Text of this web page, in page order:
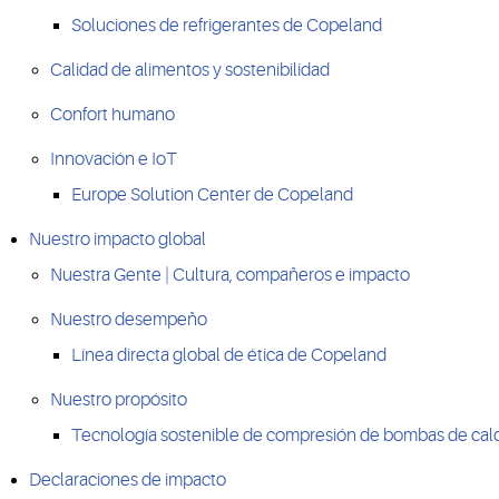
Soluciones de refrigerantes de Copeland
Calidad de alimentos y sostenibilidad
Confort humano
Innovación e IoT
Europe Solution Center de Copeland
Nuestro impacto global
Nuestra Gente | Cultura, compañeros e impacto
Nuestro desempeño
Línea directa global de ética de Copeland
Nuestro propósito
Tecnología sostenible de compresión de bombas de
Declaraciones de impacto